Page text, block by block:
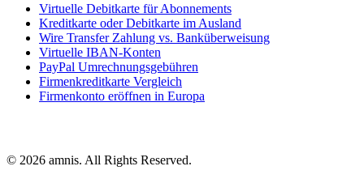
Virtuelle Debitkarte für Abonnements
Kreditkarte oder Debitkarte im Ausland
Wire Transfer Zahlung vs. Banküberweisung
Virtuelle IBAN-Konten
PayPal Umrechnungsgebühren
Firmenkreditkarte Vergleich
Firmenkonto eröffnen in Europa
© 2026 amnis. All Rights Reserved.